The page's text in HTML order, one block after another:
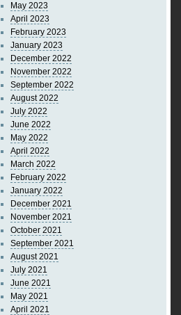
May 2023
April 2023
February 2023
January 2023
December 2022
November 2022
September 2022
August 2022
July 2022
June 2022
May 2022
April 2022
March 2022
February 2022
January 2022
December 2021
November 2021
October 2021
September 2021
August 2021
July 2021
June 2021
May 2021
April 2021